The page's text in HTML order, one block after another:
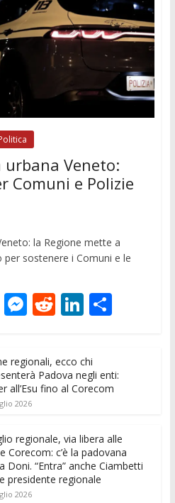
urbana Veneto:
Comuni e Polizie
la Regione mette a
sostenere i Comuni e le
p
M
ss
e
n
er
R
di
t
Li
k
e
dI
C
di
vi
regionali, ecco chi
Padova negli enti:
all’Esu fino al Corecom
2026
regionale, via libera alle
Corecom: c’è la padovana
Doni. “Entra” anche Ciambetti
presidente regionale
2026